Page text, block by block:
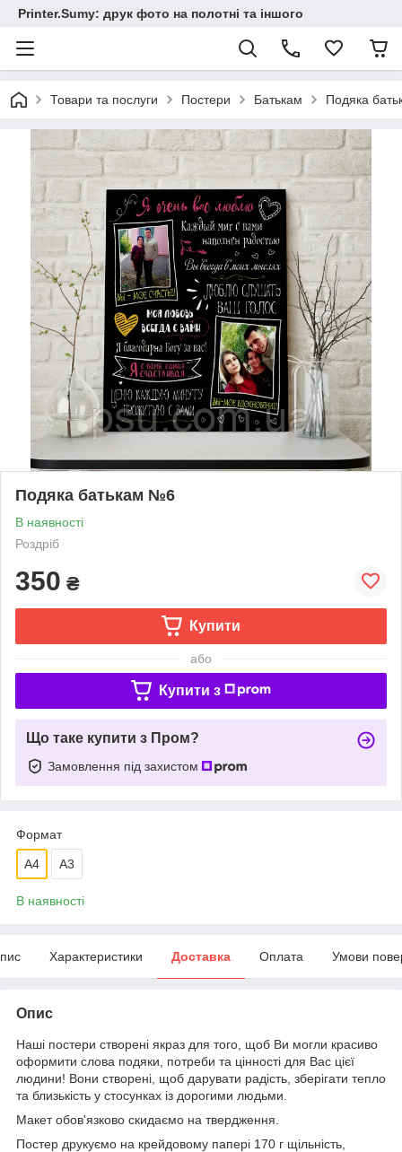
Printer.Sumy: друк фото на полотні та іншого
Товари та послуги Постери Батькам Подяка
Подяка батькам №6
В наявності
Роздріб
350 ₴
Купити
або
Купити з
Що таке купити з Пром?
Замовлення під захистом
Формат
A4 A3
В наявності
Характеристики Доставка Оплата Умови
Опис
Наші постери створені якраз для того, щоб Ви могли красиво
оформити слова подяки, потреби та цінності для Вас цієї
людини! Вони створені, щоб дарувати радість, зберігати тепло
та близькість у стосунках із дорогими людьми.
Макет обов'язково скидаємо на твердження.
Постер друкуємо на крейдовому папері 170 г щільність,